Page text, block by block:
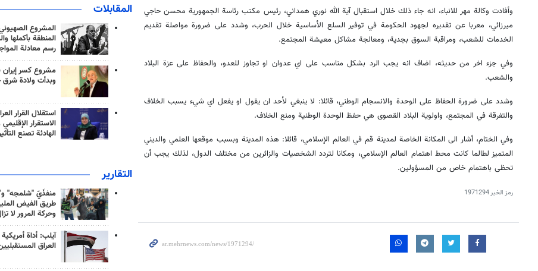
وأفادت وكالة مهر للانباء، انه جاء ذلك خلال استقبال آية الله نوري همداني، رئيس مكتب رئاسة الجمهورية محسن حاجي
ميرزائي، معربا عن تقديره لجهود الحكومة في توفير السلع الأساسية خلال الحرب، وشدد على ضرورة مواصلة تقديم
الخدمات للشعب، ومراقبة السوق بجدية، ومعالجة مشاكل معيشة المجتمع.
وفي جزء اخر من حديثه، اضاف انه يجب الرد بشكل مناسب على اي عدوان او تجاوز للعدو، والحفاظ على عزة البلاد
والشعب.
وشدد على ضرورة الحفاظ على الوحدة والانسجام الوطني، قائلا: لا ينبغي لأحد ان يقول او يفعل اي شيء يسبب الخلاف
والتفرقة في المجتمع، واولوية البلاد القصوى هي حفظ الوحدة الوطنية ومنع الخلاف.
وفي الختام، أشار الى المكانة الخاصة لمدينة قم في العالم الإسلامي، قائلا: هذه المدينة وبسبب موقعها العلمي والديني
المتميز لطالما كانت محط اهتمام العالم الإسلامي، ومكانا لتردد الشخصيات والزائرين من مختلف الدول، لذلك يجب أن
تحظى باهتمام خاص من المسؤولين.
رمز الخبر1971294
المقابلات
المشروع
المنطقة بأكملها
رسم معادلة
مشروع كسر
وبدأت ولادة شرق
استقلال القرار
الاستقرار
الهادئة تصنع
التقارير
منفذَيّ "شلمجه"
طريق الفيض
وحركة المرور لا
آيلب: أداة
العراق